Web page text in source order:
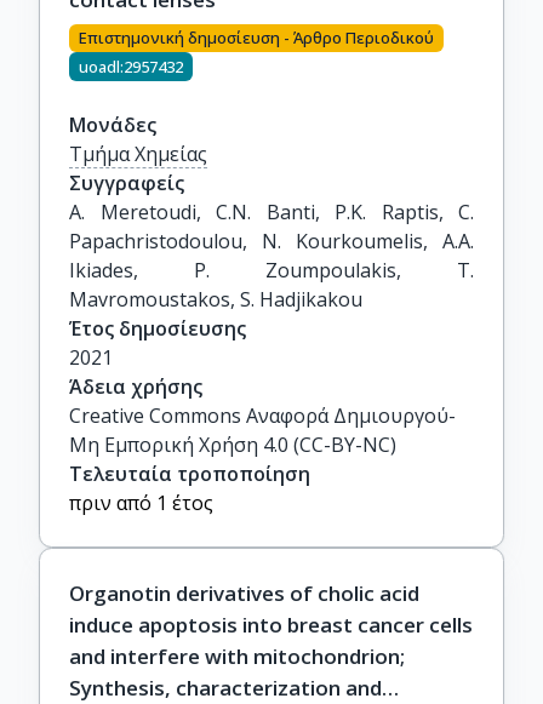
Επιστημονική δημοσίευση - Άρθρο Περιοδικού
uoadl:2957432
Μονάδες
Τμήμα Χημείας
Συγγραφείς
A. Meretoudi, C.N. Banti, P.K. Raptis, C.
Papachristodoulou, N. Kourkoumelis, A.A.
Ikiades, P. Zoumpoulakis, T.
Mavromoustakos, S. Hadjikakou
Έτος δημοσίευσης
2021
Άδεια χρήσης
Creative Commons Αναφορά Δημιουργού-
Μη Εμπορική Χρήση 4.0 (CC-BY-NC)
Τελευταία τροποποίηση
πριν από 1 έτος
Organotin derivatives of cholic acid
induce apoptosis into breast cancer cells
and interfere with mitochondrion;
Synthesis, characterization and